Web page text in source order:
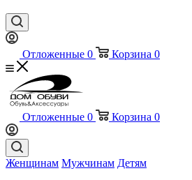
Отложенные 0 Корзина 0
Отложенные 0 Корзина 0
Женщинам Мужчинам Детям